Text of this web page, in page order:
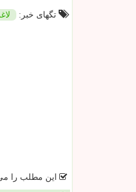
تگهای خبر:
این مطلب را